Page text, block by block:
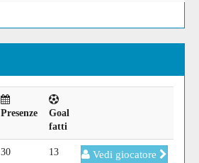
Presenze
Goal
fatti
30 13 Vedi giocatore